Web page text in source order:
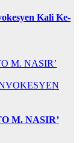
Kali Ke-
M. NASIR’